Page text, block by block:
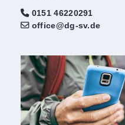
0151 46220291
office@dg-sv.de